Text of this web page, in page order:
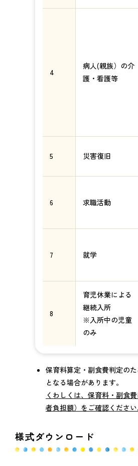
4
病人(親族）の介
護・看護等
5 災害復旧
6 求職活動
7 就学
8
育児休業による
継続入所
※入所中の児童
のみ
保育料算定・副食費判定の
となる場合があります。
くわしくは、保育料・副食
者負担額）をご確認ください
様式ダウンロード